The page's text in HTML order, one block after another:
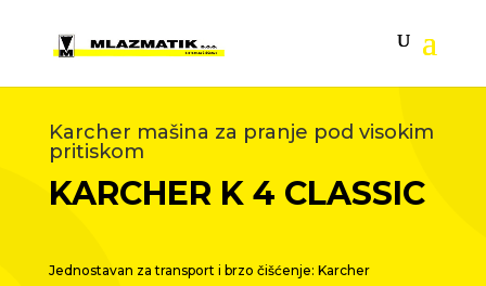
Karcher mašina za pranje pod visokim
pritiskom
KARCHER K 4 CLASSIC
Jednostavan za transport i brzo čišćenje: Karcher